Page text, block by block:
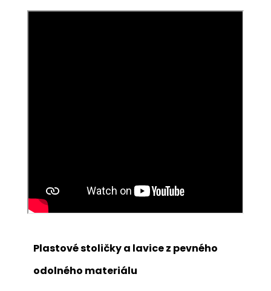
Plastové stoličky a lavice z pevného
odolného materiálu